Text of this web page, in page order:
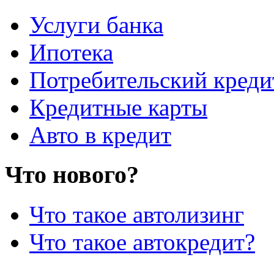
Услуги банка
Ипотека
Потребительский
Кредитные карты
Авто в кредит
Что нового?
Что такое автолизинг
Что такое автокредит?